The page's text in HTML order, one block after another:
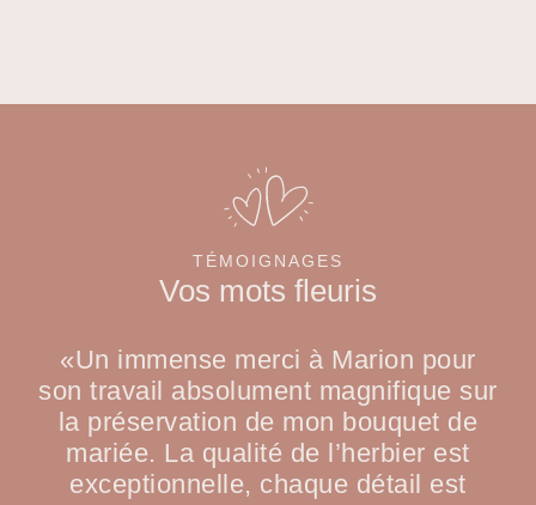
TÉMOIGNAGES
Vos mots fleuris
«Un immense merci à Marion pour
son travail absolument magnifique sur
la préservation de mon bouquet de
mariée. La qualité de l’herbier est
exceptionnelle, chaque détail est